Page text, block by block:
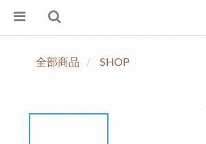
全部商品 SHOP